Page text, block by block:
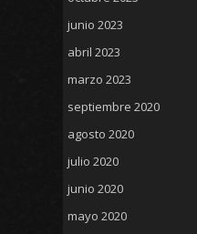
junio 2023
abril 2023
marzo 2023
septiembre 2020
agosto 2020
julio 2020
junio 2020
mayo 2020